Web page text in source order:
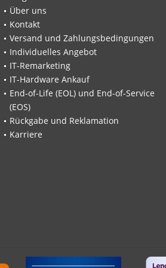
Über uns
Kontakt
Versand und Zahlungsbedingungen
Individuelles Angebot
IT-Remarketing
IT-Hardware Ankauf
End-of-Life (EOL) und End-of-Service
(EOS)
Rückgabe und Reklamation
Karriere